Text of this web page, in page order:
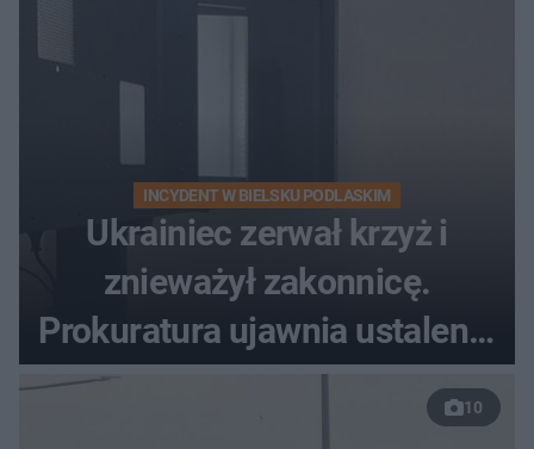
INCYDENT W BIELSKU PODLASKIM
Ukrainiec zerwał krzyż i
znieważył zakonnicę.
Prokuratura ujawnia ustalenia
w sprawie 26-latka
10